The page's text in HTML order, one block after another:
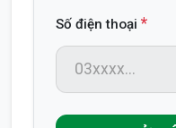
Số điện thoại *